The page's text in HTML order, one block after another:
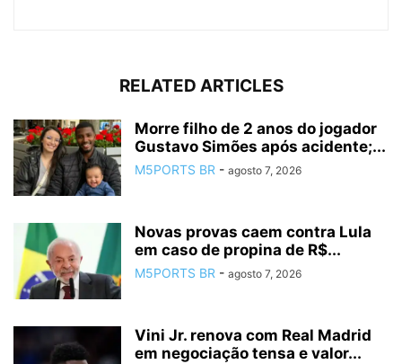
RELATED ARTICLES
Morre filho de 2 anos do jogador
Gustavo Simões após acidente;...
M5PORTS BR - agosto 7, 2026
Novas provas caem contra Lula
em caso de propina de R$...
M5PORTS BR - agosto 7, 2026
Vini Jr. renova com Real Madrid
em negociação tensa e valor...